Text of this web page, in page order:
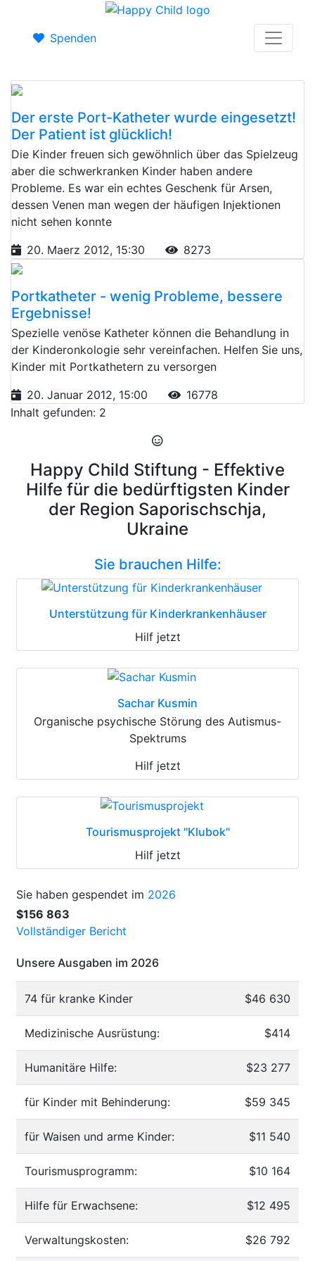
Spenden
Der erste Port-Katheter wurde eingesetzt!
Der Patient ist glücklich!
Die Kinder freuen sich gewöhnlich über das Spielzeug
aber die schwerkranken Kinder haben andere
Probleme. Es war ein echtes Geschenk für Arsen,
dessen Venen man wegen der häufigen Injektionen
nicht sehen konnte
20. Maerz 2012, 15:30
8273
Portkatheter - wenig Probleme, bessere
Ergebnisse!
Spezielle venöse Katheter können die Behandlung in
der Kinderonkologie sehr vereinfachen. Helfen Sie uns,
Kinder mit Portkathetern zu versorgen
20. Januar 2012, 15:00
16778
Inhalt gefunden: 2
Happy Child Stiftung - Effektive
Hilfe für die bedürftigsten Kinder
der Region Saporischschja,
Ukraine
Sie brauchen Hilfe:
Unterstützung für Kinderkrankenhäuser
Hilf jetzt
Sachar Kusmin
Organische psychische Störung des Autismus-
Spektrums
Hilf jetzt
Tourismusprojekt "Klubok"
Hilf jetzt
Sie haben gespendet im 2026
$156 863
Vollständiger Bericht
Unsere Ausgaben im 2026
74 für kranke Kinder $46 630
Medizinische Ausrüstung: $414
Humanitäre Hilfe: $23 277
für Kinder mit Behinderung: $59 345
für Waisen und arme Kinder: $11 540
Tourismusprogramm: $10 164
Hilfe für Erwachsene: $12 495
Verwaltungskosten: $26 792